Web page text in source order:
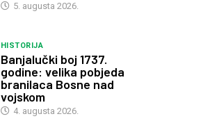
5. augusta 2026.
HISTORIJA
Banjalučki boj 1737.
godine: velika pobjeda
branilaca Bosne nad
vojskom
4. augusta 2026.